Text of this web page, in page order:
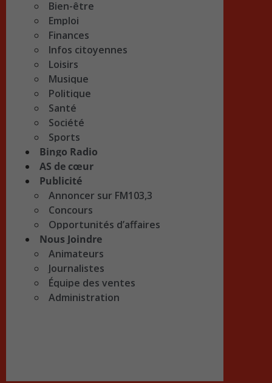
Bien-être
Emploi
Finances
Infos citoyennes
Loisirs
Musique
Politique
Santé
Société
Sports
Bingo Radio
AS de cœur
Publicité
Annoncer sur FM103,3
Concours
Opportunités d’affaires
Nous Joindre
Animateurs
Journalistes
Équipe des ventes
Administration